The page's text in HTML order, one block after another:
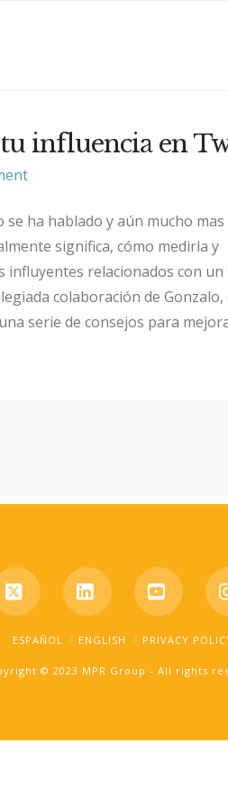
tu influencia en
ha hablado y aún mucho mas
significa, cómo medirla y
relacionados con un
colaboración de Gonzalo,
serie de consejos para
X LinkedIn
ESPAÑOL ENGLISH PRIVACY
© 2023 MPR Group - All rights